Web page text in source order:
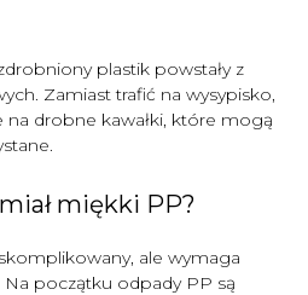
plastik powstały z
Zamiast trafić na wysypisko,
na drobne kawałki, które mogą
miękki PP?
ale wymaga
Na początku odpady PP są